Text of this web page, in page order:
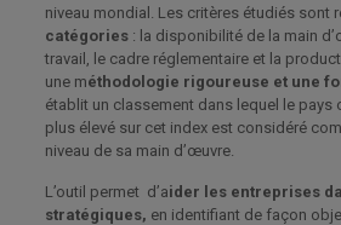
niveau mondial. Les critères étudiés sont
catégories : la disponibilité de la main
travail, le cadre réglementaire et la
une méthodologie rigoureuse et une
établit un classement dans lequel le pays
plus élevé sur cet index est considéré
niveau de sa main d’œuvre.
L’outil permet d’aider les entreprises
stratégiques, en identifiant de façon